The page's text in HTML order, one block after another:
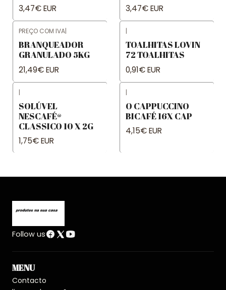
3,47€ EUR 3,47€ EUR
PREÇO COM IVA|
BRANQUEADOR
GRANULADO 5KG
21,49€ EUR
|
TOALHITAS LOVIN
72 TOALHITAS
0,91€ EUR
|
SOLÚVEL
NESCAFÉ®
CLASSICO 10 X 2G
1,75€ EUR
|
O CAPPUCCINO
BICAFÉ 16X CAP
4,15€ EUR
Follow us
MENU
Contacto